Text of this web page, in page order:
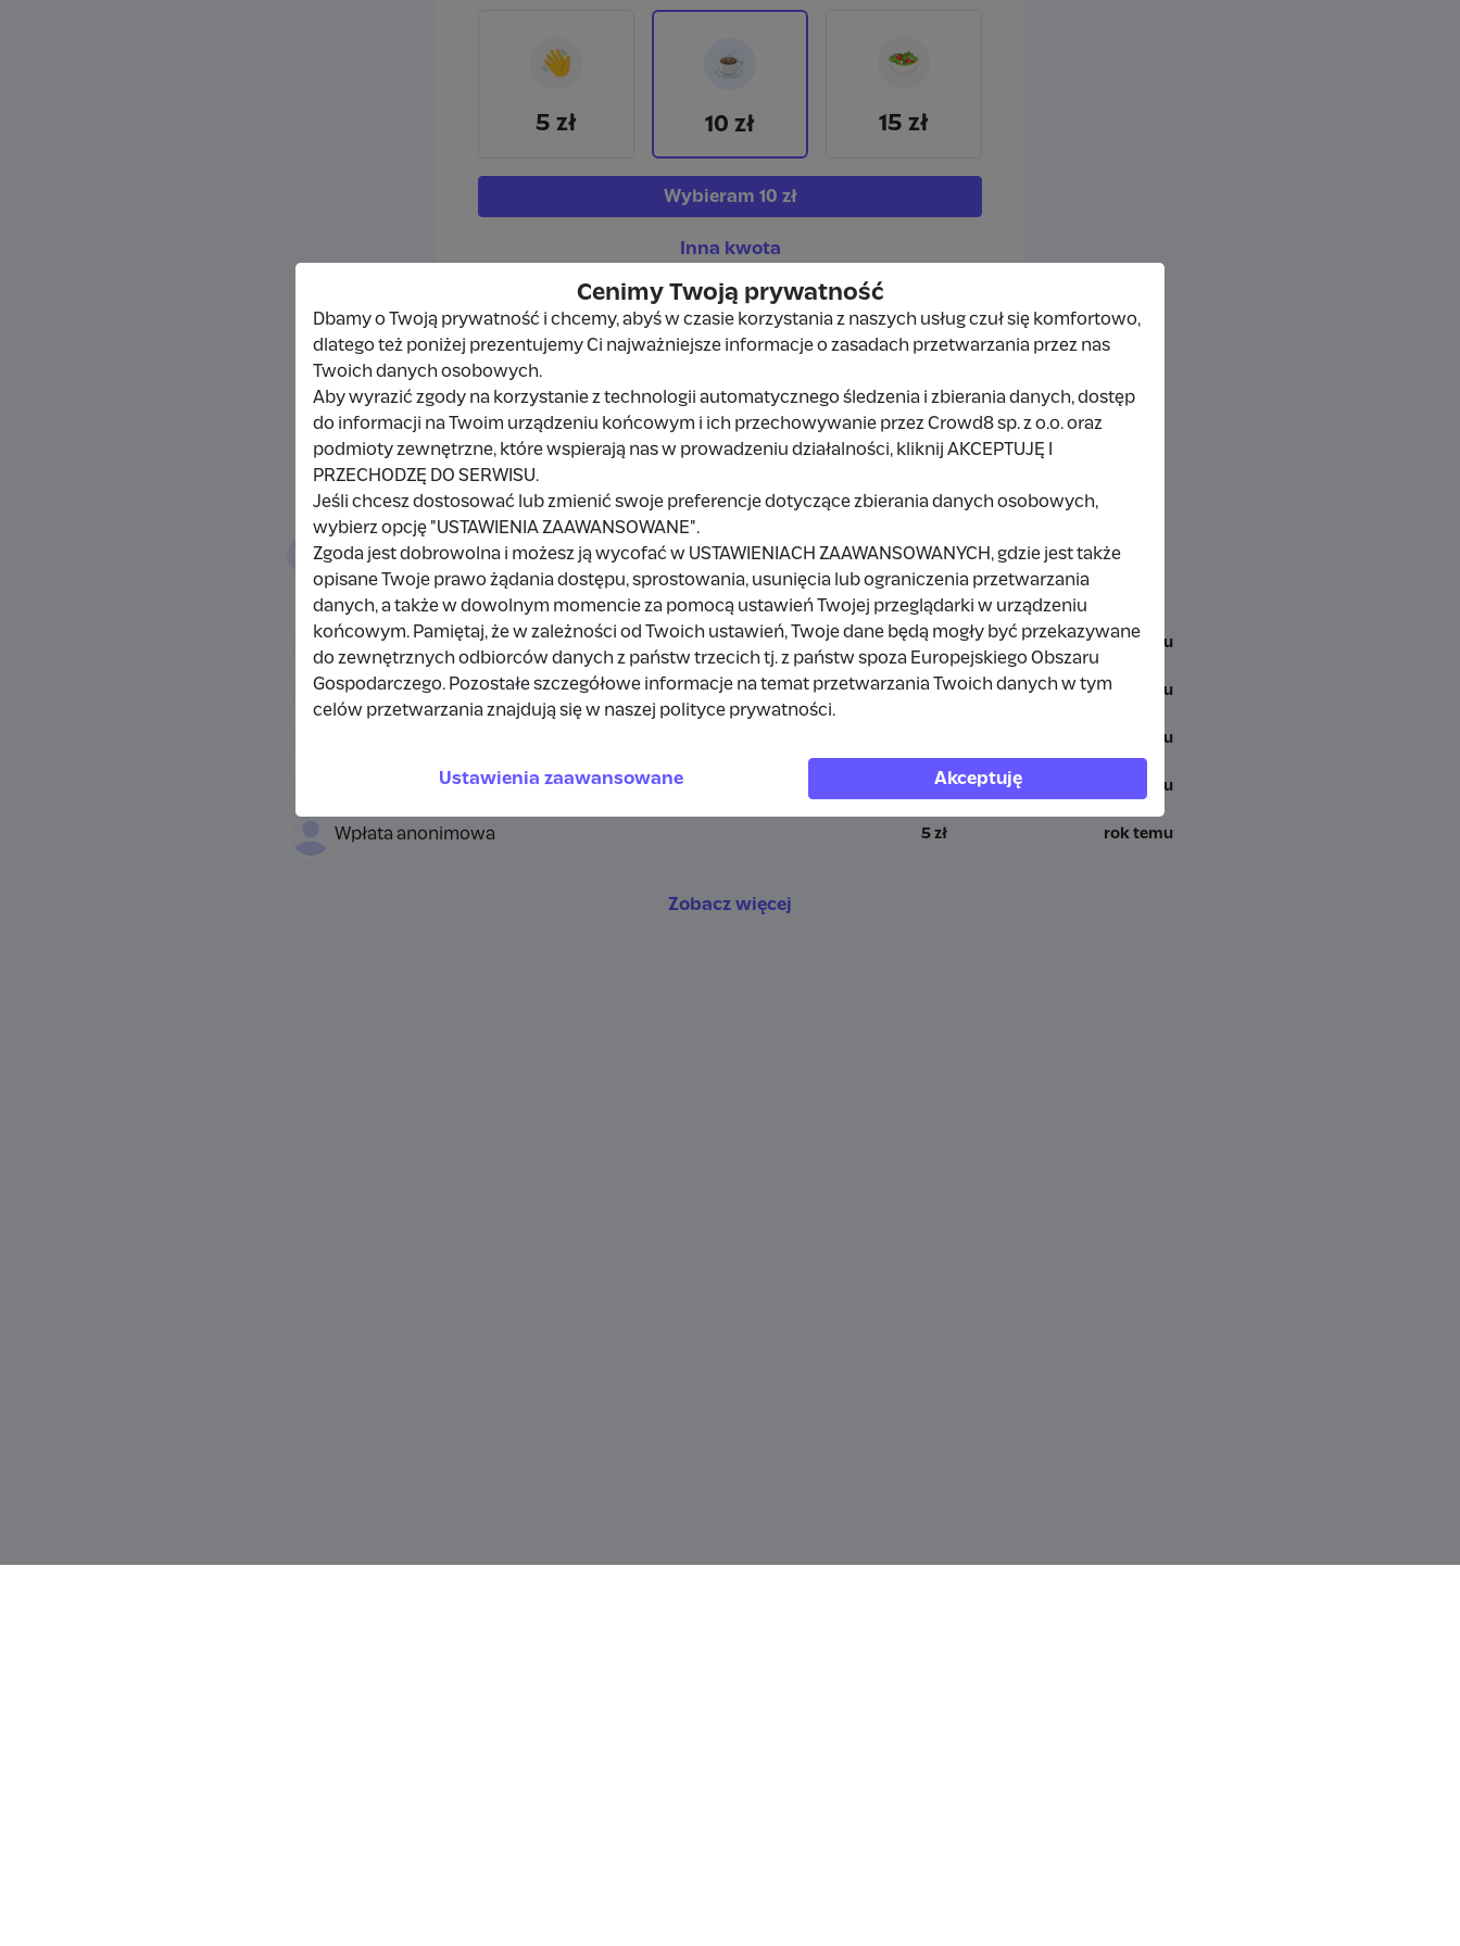
👋
5 zł
☕
10 zł
🥗
15 zł
Wybieram 10 zł
Inna kwota
Udostępnij Zgłoś
Wpłacający/a
Wpłata anonimowa 10 zł miesiąc temu
Damianbloque Wordpress 1 zł 7 miesięcy temu
rok temu
Wpłata anonimowa 10 zł rok temu
Wpłata anonimowa 5 zł rok temu
Zobacz więcej
Cenimy Twoją prywatność
Dbamy o Twoją prywatność i chcemy, abyś w czasie korzystania z naszych usług czuł się komfortowo,
dlatego też poniżej prezentujemy Ci najważniejsze informacje o zasadach przetwarzania przez nas
Twoich danych osobowych.
Aby wyrazić zgody na korzystanie z technologii automatycznego śledzenia i zbierania danych, dostęp
do informacji na Twoim urządzeniu końcowym i ich przechowywanie przez Crowd8 sp. z o.o. oraz
podmioty zewnętrzne, które wspierają nas w prowadzeniu działalności, kliknij AKCEPTUJĘ I
PRZECHODZĘ DO SERWISU.
Jeśli chcesz dostosować lub zmienić swoje preferencje dotyczące zbierania danych osobowych,
wybierz opcję "USTAWIENIA ZAAWANSOWANE".
Zgoda jest dobrowolna i możesz ją wycofać w USTAWIENIACH ZAAWANSOWANYCH, gdzie jest także
opisane Twoje prawo żądania dostępu, sprostowania, usunięcia lub ograniczenia przetwarzania
danych, a także w dowolnym momencie za pomocą ustawień Twojej przeglądarki w urządzeniu
końcowym. Pamiętaj, że w zależności od Twoich ustawień, Twoje dane będą mogły być przekazywane
do zewnętrznych odbiorców danych z państw trzecich tj. z państw spoza Europejskiego Obszaru
Gospodarczego. Pozostałe szczegółowe informacje na temat przetwarzania Twoich danych w tym
celów przetwarzania znajdują się w naszej polityce prywatności.
Ustawienia zaawansowane Akceptuję